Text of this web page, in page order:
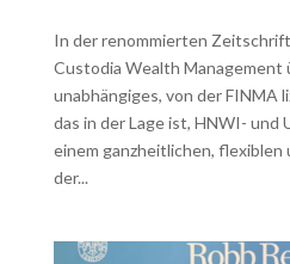
In der renommierten
Custodia Wealth Management
unabhängiges, von der FINMA
das in der Lage ist, HNWI- und
einem ganzheitlichen,
der...